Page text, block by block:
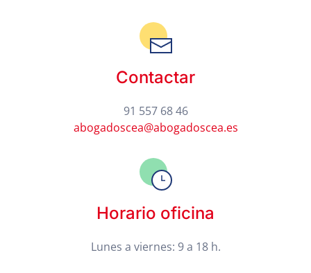
Contactar
91 557 68 46
abogadoscea@abogadoscea.es
Horario oficina
Lunes a viernes: 9 a 18 h.